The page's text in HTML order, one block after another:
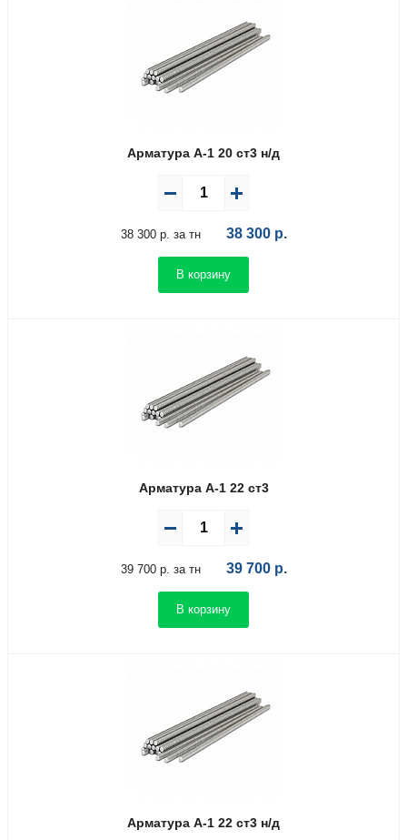
Арматура А-1 20 ст3 н/д
38 300 р. за тн 38 300р.
В корзину
Арматура А-1 22 ст3
39 700 р. за тн 39 700р.
В корзину
Арматура А-1 22 ст3 н/д